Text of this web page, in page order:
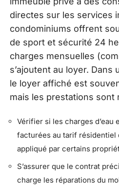
directes sur les services
condominiums offrent
de sport et sécurité 24
charges mensuelles
s’ajoutent au loyer. Dans
le loyer affiché est
mais les prestations sont
Vérifier si les charges d’eau
facturées au tarif résidentiel
appliqué par certains
S’assurer que le contrat
charge les réparations du